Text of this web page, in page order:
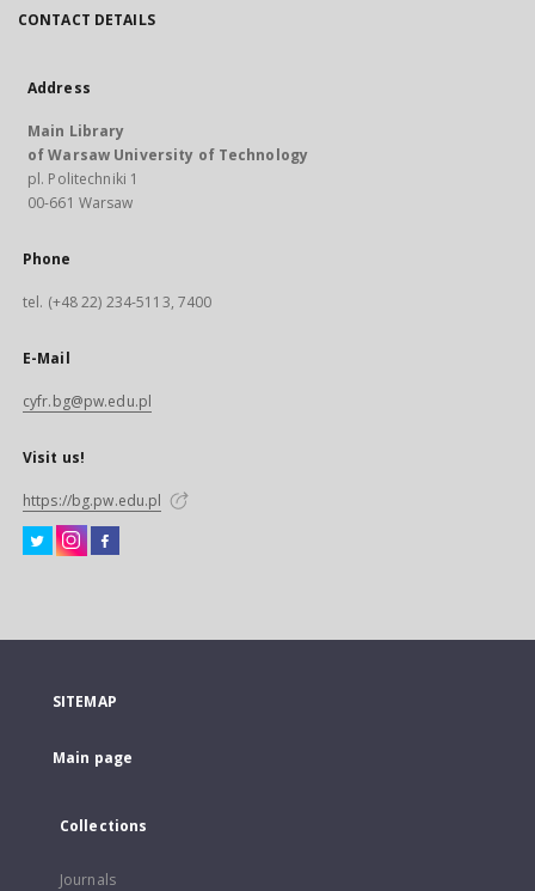
CONTACT DETAILS
Address
Main Library
of Warsaw University of Technology
pl. Politechniki 1
00-661 Warsaw
Phone
tel. (+48 22) 234-5113, 7400
E-Mail
cyfr.bg@pw.edu.pl
Visit us!
https://bg.pw.edu.pl
SITEMAP
Main page
Collections
Journals